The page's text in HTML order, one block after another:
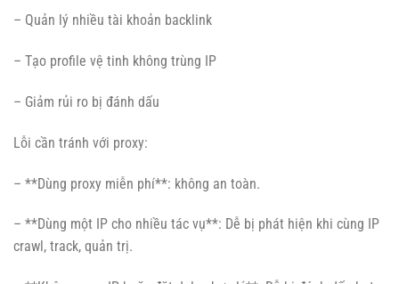
– Quản lý nhiều tài khoản backlink
– Tạo profile vệ tinh không trùng IP
– Giảm rủi ro bị đánh dấu
Lỗi cần tránh với proxy:
– **Dùng proxy miễn phí**: không an toàn.
– **Dùng một IP cho nhiều tác vụ**: Dễ bị phát hiện khi cùng IP
crawl, track, quản trị.